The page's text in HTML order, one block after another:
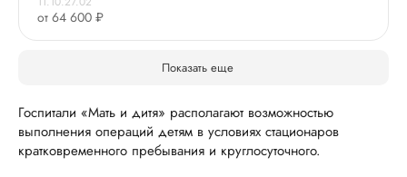
от 64 600 ₽
Показать еще
Госпитали «Мать и дитя» располагают возможностью
выполнения операций детям в условиях стационаров
кратковременного пребывания и круглосуточного.